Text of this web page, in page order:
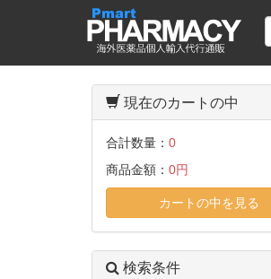
現在のカートの中
合計数量： 0
商品金額： 0円
カートの中を見る
検索条件